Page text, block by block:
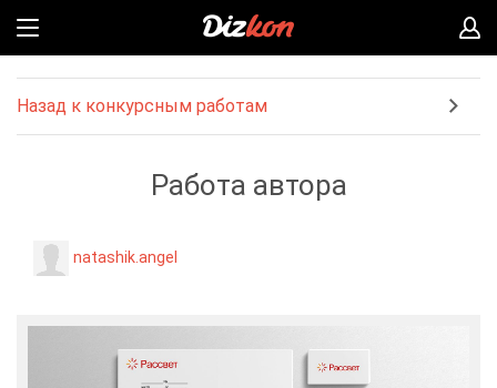
Назад к конкурсным работам
Работа автора
natashik.angel